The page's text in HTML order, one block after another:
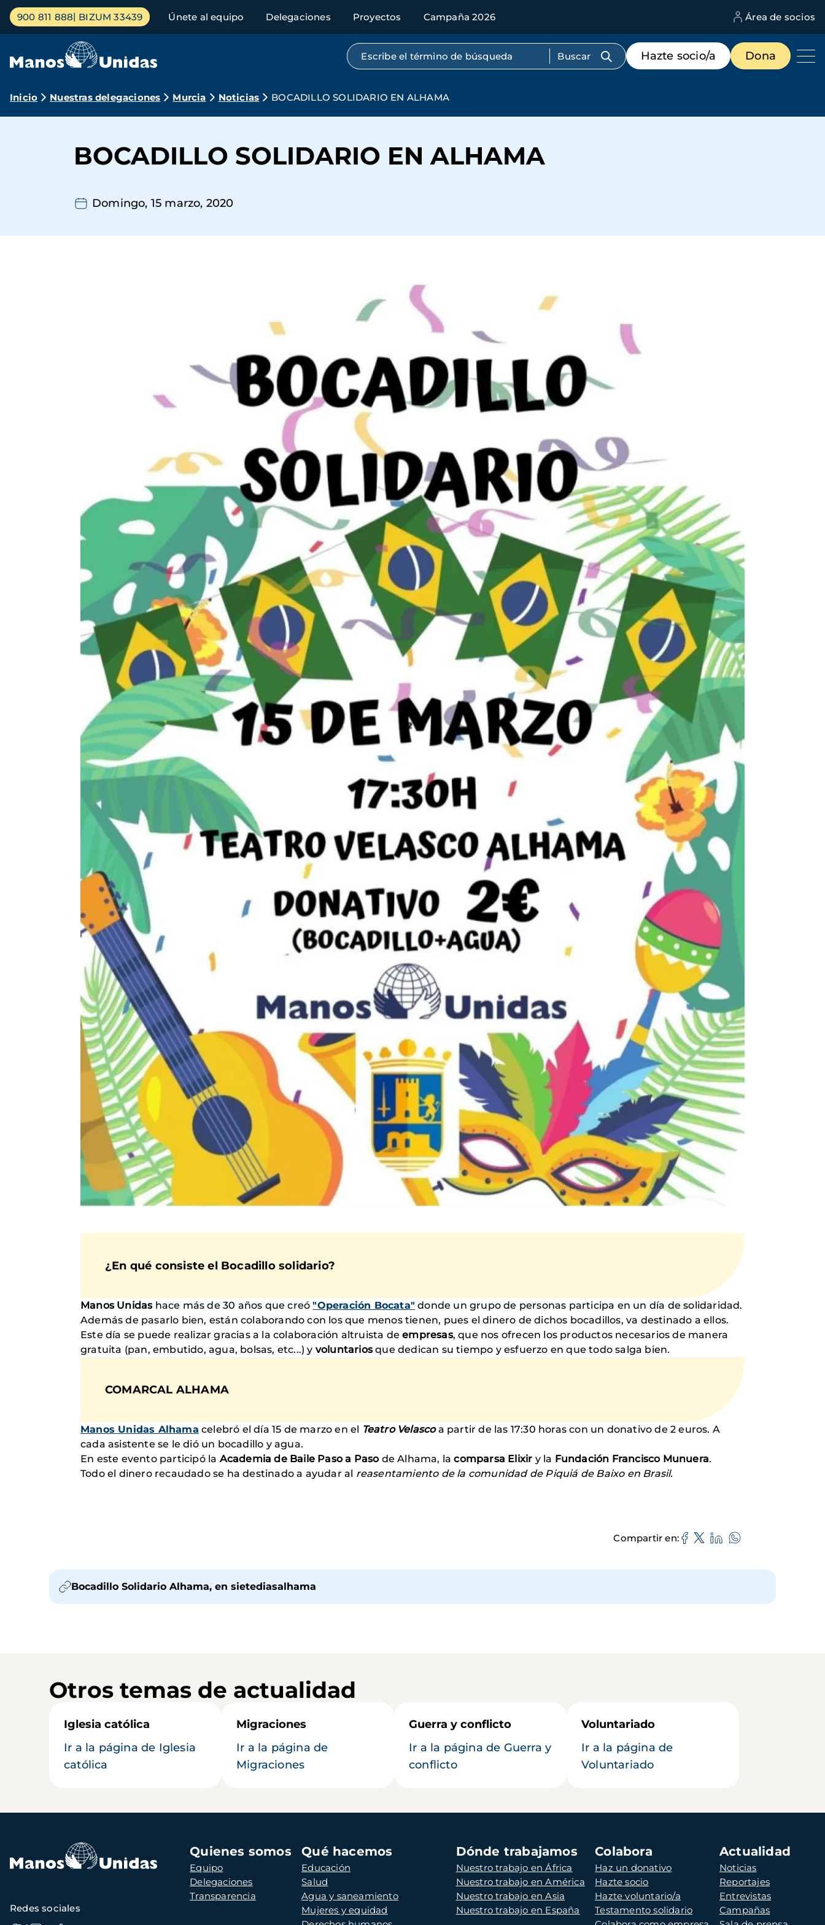
Pasar
contenido
Menú
principal
900 811 888 BIZUM 33439 Únete al equipo Delegaciones Proyectos Campaña 2026 Área de socios
Búsqueda por texto completo
Menú
de
destacados
Hazte socio/a Dona
Ruta
navegación
Inicio Nuestras delegaciones Murcia Noticias BOCADILLO SOLIDARIO EN ALHAMA
BOCADILLO SOLIDARIO EN ALHAMA
Domingo, 15 marzo, 2020
¿En qué consiste el Bocadillo solidario?
Manos Unidashace más de 30 años que creó"Operación Bocata" donde un grupo de personas participa en un día de solidaridad.
Además de pasarlo bien, están colaborando con los que menos tienen, pues el dinero de dichos bocadillos, va destinado a ellos.
Este día se puede realizar gracias a la colaboración altruista deempresas, que nos ofrecen los productos necesarios de manera
gratuita (pan, embutido, agua, bolsas, etc...) y voluntariosque dedican su tiempo y esfuerzo en que todo salga bien.
COMARCAL ALHAMA
Manos Unidas Alhama celebró el día 15 de marzo en el Teatro Velascoa partir de las 17:30 horas con un donativo de 2 euros. A
cada asistente se le dió un bocadillo y agua.
En este evento participó la Academia de Baile Paso a Pasode Alhama, lacomparsa Elixir y la Fundación Francisco Munuera.
Todo el dinero recaudado se ha destinado a ayudar al reasentamiento de la comunidad de Piquiá de Baixo en Brasil.
Compartir en
Bocadillo Solidario Alhama, en sietediasalhama
Otros temas de actualidad
Iglesia católica
Ir a la página de Iglesia
católica
Migraciones
Ir a la página de
Migraciones
Guerra y conflicto
Ir a la página de Guerra y
conflicto
Voluntariado
Ir a la página de
Voluntariado
Navegación
principal
Quienes somos
Equipo
Delegaciones
Transparencia
Qué hacemos
Educación
Salud
Agua y saneamiento
Mujeres y equidad
Dónde trabajamos
Nuestro trabajo en África
Nuestro trabajo en América
Nuestro trabajo en Asia
Nuestro trabajo en España
Colabora
Haz un donativo
Hazte socio
Hazte voluntario/a
Testamento solidario
Actualidad
Noticias
Reportajes
Entrevistas
Campañas
Redes sociales